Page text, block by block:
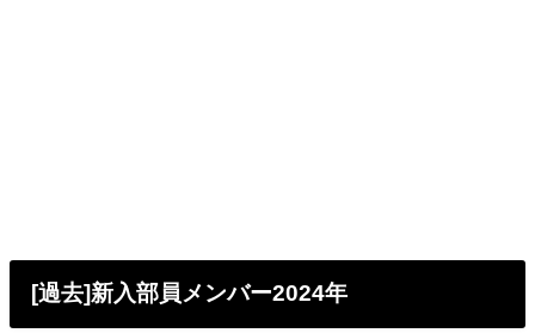
[過去]新入部員メンバー2024年